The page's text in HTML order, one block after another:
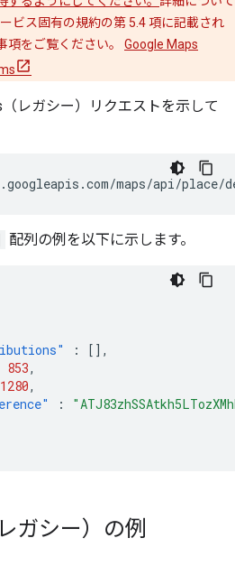
ビス固有の規約の第 5.4 項に記載され
項をご覧ください。 Google Maps
レガシー）リクエストを示して
maps/api/place/
配列の例を以下に示します。
:
[],
853,
1280,
:
ガシー）の例